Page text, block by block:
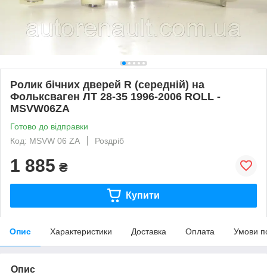
Ролик бічних дверей R (середній) на
Фольксваген ЛТ 28-35 1996-2006 ROLL -
MSVW06ZA
Готово до відправки
Код: MSVW 06 ZA
Роздріб
1 885 ₴
Купити
Опис Характеристики Доставка Оплата Умови
Опис